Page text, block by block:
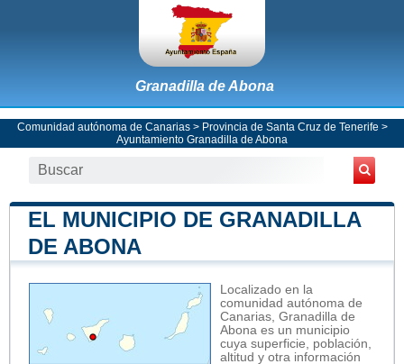
Granadilla de Abona
Comunidad autónoma de Canarias> Provincia de Santa Cruz de Tenerife >
Ayuntamiento Granadilla de Abona
EL MUNICIPIO DE GRANADILLA
DE ABONA
Localizado en la
comunidad autónoma de
Canarias, Granadilla de
Abona es un municipio
cuya superficie, población,
altitud y otra información